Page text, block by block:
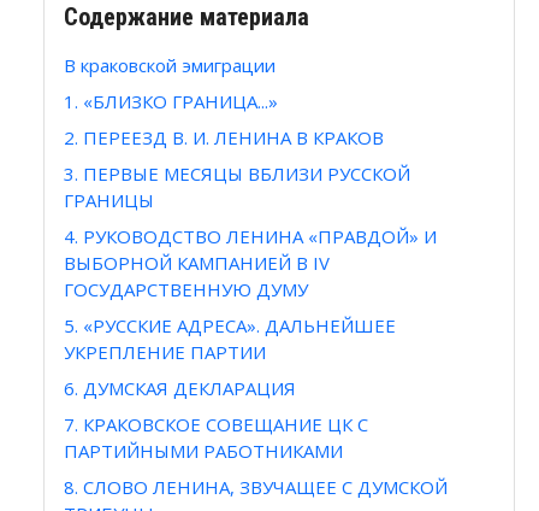
Содержание материала
В краковской эмиграции
1. «БЛИЗКО ГРАНИЦА...»
2. ПЕРЕЕЗД В. И. ЛЕНИНА В КРАКОВ
3. ПЕРВЫЕ МЕСЯЦЫ ВБЛИЗИ РУССКОЙ
ГРАНИЦЫ
4. РУКОВОДСТВО ЛЕНИНА «ПРАВДОЙ» И
ВЫБОРНОЙ КАМПАНИЕЙ В IV
ГОСУДАРСТВЕННУЮ ДУМУ
5. «РУССКИЕ АДРЕСА». ДАЛЬНЕЙШЕЕ
УКРЕПЛЕНИЕ ПАРТИИ
6. ДУМСКАЯ ДЕКЛАРАЦИЯ
7. КРАКОВСКОЕ СОВЕЩАНИЕ ЦК С
ПАРТИЙНЫМИ РАБОТНИКАМИ
8. СЛОВО ЛЕНИНА, ЗВУЧАЩЕЕ С ДУМСКОЙ